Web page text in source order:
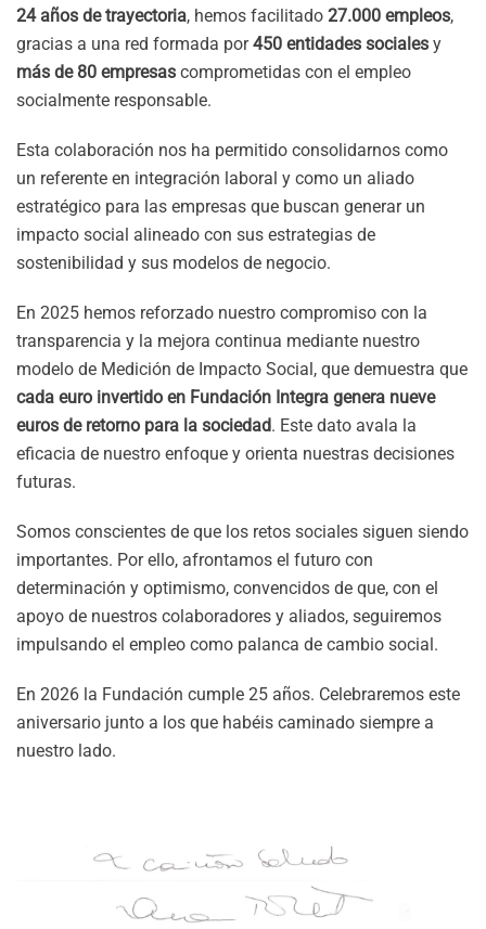
24 años de trayectoria, hemos facilitado 27.000 empleos,
gracias a una red formada por450 entidades sociales y
más de 80 empresas comprometidas con el empleo
socialmente responsable.
Esta colaboración nos ha permitido consolidarnos como
un referente en integración laboral y como un aliado
estratégico para las empresas que buscan generar un
impacto social alineado con sus estrategias de
sostenibilidad y sus modelos de negocio.
En 2025 hemos reforzado nuestro compromiso con la
transparencia y la mejora continua mediante nuestro
modelo de Medición de Impacto Social, que demuestra que
cada euro invertido en Fundación Integra genera nueve
euros de retorno para la sociedad. Este dato avala la
eficacia de nuestro enfoque y orienta nuestras decisiones
futuras.
Somos conscientes de que los retos sociales siguen siendo
importantes. Por ello, afrontamos el futuro con
determinación y optimismo, convencidos de que, con el
apoyo de nuestros colaboradores y aliados, seguiremos
impulsando el empleo como palanca de cambio social.
En 2026 la Fundación cumple 25 años. Celebraremos este
aniversario junto a los que habéis caminado siempre a
nuestro lado.